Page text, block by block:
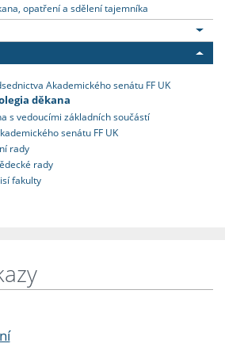
opatření a sdělení tajemníka
Akademického senátu FF UK
děkana
s vedoucími základních součástí
senátu FF UK
rady
rady
fakulty